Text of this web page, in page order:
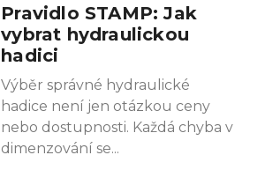
Pravidlo STAMP: Jak
vybrat hydraulickou
hadici
Výběr správné hydraulické
hadice není jen otázkou ceny
nebo dostupnosti. Každá chyba v
dimenzování se